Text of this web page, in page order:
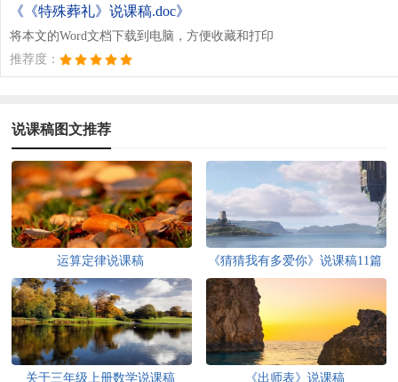
《《特殊葬礼》说课稿.doc》
将本文的Word文档下载到电脑，方便收藏和打印
推荐度：
说课稿图文推荐
运算定律说课稿 《猜猜我有多爱你》说课稿11篇
关于三年级上册数学说课稿 《出师表》说课稿